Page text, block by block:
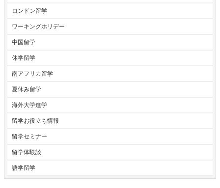
ロンドン留学
ワーキングホリデー
中国留学
休学留学
南アフリカ留学
夏休み留学
海外大学進学
留学お役立ち情報
留学セミナー
留学体験談
語学留学